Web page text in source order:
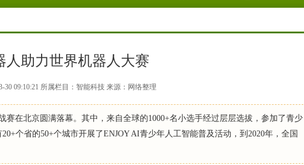
人助力世界机器人大赛
30 09:10:21 所属栏目：智能科技 来源：网络整理
赛在北京圆满落幕。其中，来自全球的1000+名小选手经过层层选拔，参加了青少
个省的50+个城市开展了ENJOY AI青少年人工智能普及活动，到2020年，全国